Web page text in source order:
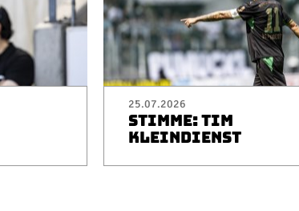
25.07.2026
STIMME: TIM
KLEINDIENST